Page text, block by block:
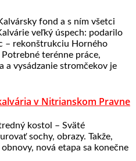
fond a s ním všetci
veľký úspech: podarilo
– rekonštrukciu Horného
terénne práce,
a vysádzanie stromčekov je
v Nitrianskom Pravne
kostol – Sväté
sochy, obrazy. Takže,
nová etapa sa konečne